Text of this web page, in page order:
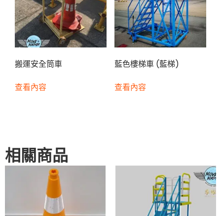
搬運安全筒車
查看內容
藍色樓梯車 (藍梯)
查看內容
相關商品